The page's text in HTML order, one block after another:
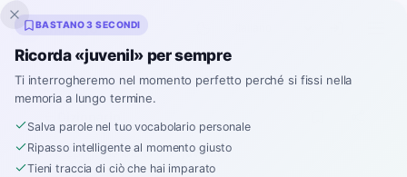
Inklingo
Home›Spagnolo›Dizionario›juvenil
BASTANO 3 SECONDI
Ricorda «juvenil» per sempre
Ti interrogheremo nel momento perfetto perché si fissi nella
memoria a lungo termine.
Salva parole nel tuo vocabolario personale
Ripasso intelligente al momento giusto
Tieni traccia di ciò che hai imparato